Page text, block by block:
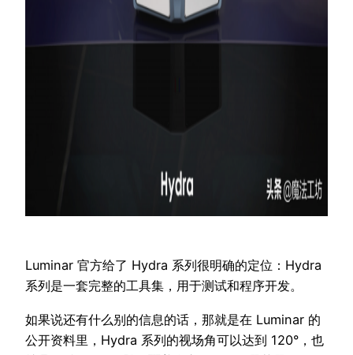
Luminar 官方给了 Hydra 系列很明确的定位：Hydra
系列是一套完整的工具集，用于测试和程序开发。
如果说还有什么别的信息的话，那就是在 Luminar 的
公开资料里，Hydra 系列的视场角可以达到 120°，也